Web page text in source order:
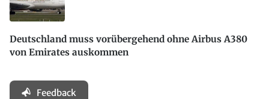
Deutschland muss vorübergehend ohne Airbus A380
von Emirates auskommen
Feedback